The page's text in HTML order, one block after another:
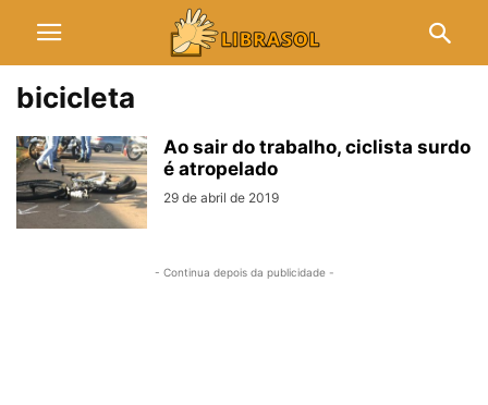
bicicleta
Ao sair do trabalho, ciclista surdo
é atropelado
29 de abril de 2019
- Continua depois da publicidade -